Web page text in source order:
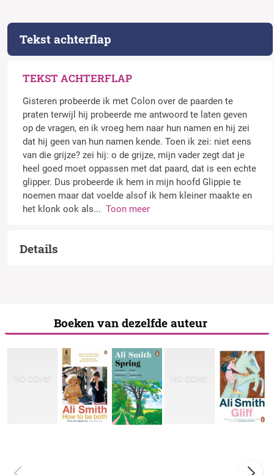
Tekst achterflap
TEKST ACHTERFLAP
Gisteren probeerde ik met Colon over de paarden te
praten terwijl hij probeerde me antwoord te laten geven
op de vragen, en ik vroeg hem naar hun namen en hij zei
dat hij geen van hun namen kende. Toen ik zei: niet eens
van die grijze? zei hij: o de grijze, mijn vader zegt dat je
heel goed moet oppassen met dat paard, dat is een echte
glipper. Dus probeerde ik hem in mijn hoofd Glippie te
noemen maar dat voelde alsof ik hem kleiner maakte en
het klonk ook als... Toon meer
Details
Boeken van dezelfde auteur